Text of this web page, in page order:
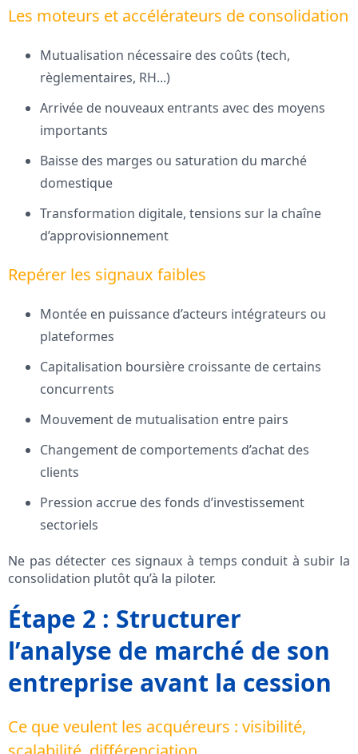
Les moteurs et accélérateurs de consolidation
Mutualisation nécessaire des coûts (tech,
règlementaires, RH...)
Arrivée de nouveaux entrants avec des moyens
importants
Baisse des marges ou saturation du marché
domestique
Transformation digitale, tensions sur la chaîne
d’approvisionnement
Repérer les signaux faibles
Montée en puissance d’acteurs intégrateurs ou
plateformes
Capitalisation boursière croissante de certains
concurrents
Mouvement de mutualisation entre pairs
Changement de comportements d’achat des
clients
Pression accrue des fonds d’investissement
sectoriels
Ne pas détecter ces signaux à temps conduit à subir la
consolidation plutôt qu’à la piloter.
Étape 2 : Structurer
l’analyse de marché de son
entreprise avant la cession
Ce que veulent les acquéreurs : visibilité,